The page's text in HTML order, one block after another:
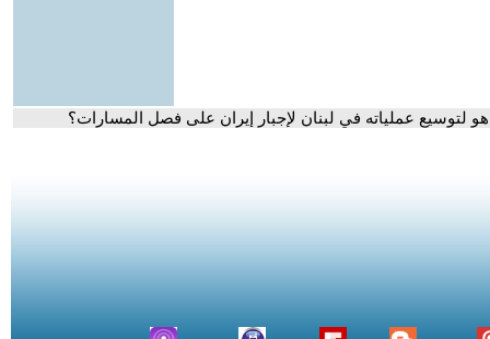
لتوسيع عملياته في لبنان لإجبار إيران على فصل المسارات؟